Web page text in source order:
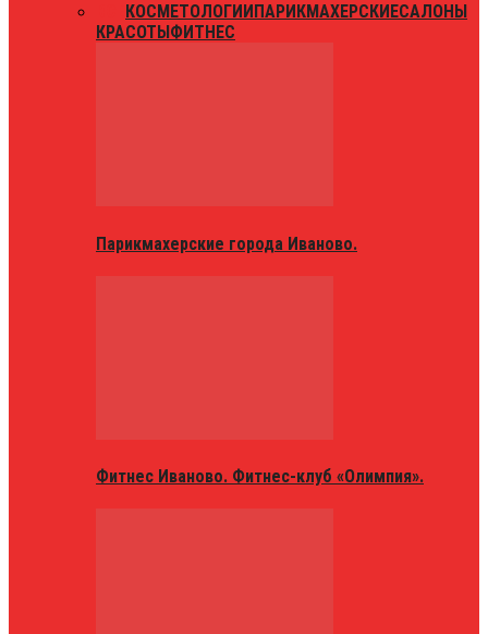
КОСМЕТОЛОГИИПАРИКМАХЕРСКИЕСАЛОНЫ
КРАСОТЫФИТНЕС
Парикмахерские города Иваново.
Фитнес Иваново. Фитнес-клуб «Олимпия».